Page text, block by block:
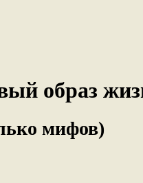
образ
мифов)